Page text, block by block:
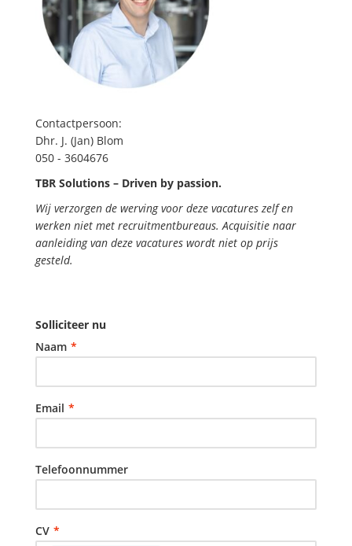
Contactpersoon:
Dhr. J. (Jan) Blom
050 - 3604676
TBR Solutions – Driven by passion.
Wij verzorgen de werving voor deze vacatures zelf en
werken niet met recruitmentbureaus. Acquisitie naar
aanleiding van deze vacatures wordt niet op prijs
gesteld.
Solliciteer nu
Naam *
Email *
Telefoonnummer
CV *